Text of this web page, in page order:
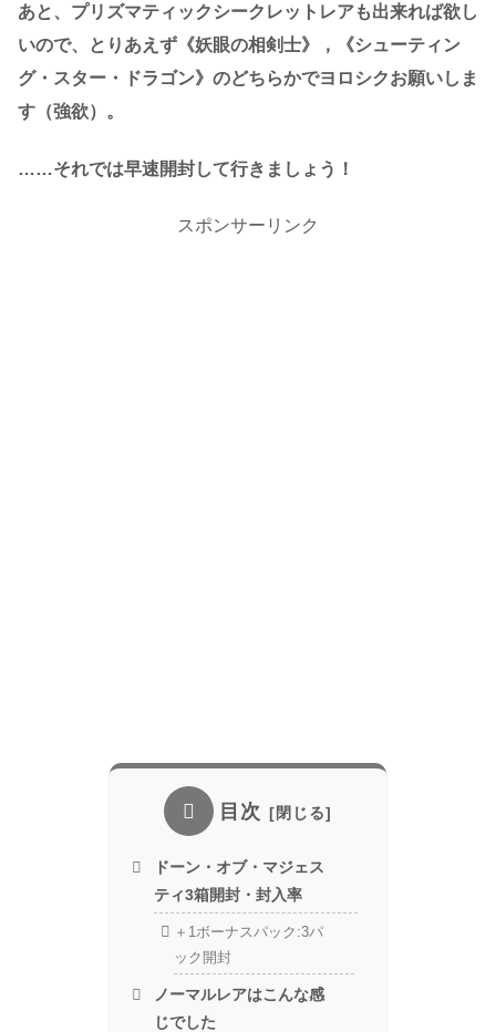
あと、プリズマティックシークレットレアも出来れば欲し
いので、とりあえず《妖眼の相剣士》，《シューティン
グ・スター・ドラゴン》のどちらかでヨロシクお願いしま
す（強欲）。
……それでは早速開封して行きましょう！
スポンサーリンク
目次
ドーン・オブ・マジェス
ティ3箱開封・封入率
＋1ボーナスパック:3パ
ック開封
ノーマルレアはこんな感
じでした